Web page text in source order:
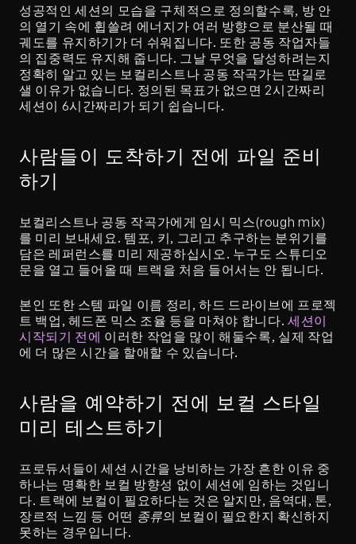
성공적인 세션의 모습을 구체적으로 정의할수록, 방 안
의 열기 속에 휩쓸려 에너지가 여러 방향으로 분산될 때
궤도를 유지하기가 더 쉬워집니다. 또한 공동 작업자들
의 집중력도 유지해 줍니다. 그날 무엇을 달성하려는지
정확히 알고 있는 보컬리스트나 공동 작곡가는 딴길로
샐 이유가 없습니다. 정의된 목표가 없으면 2시간짜리
세션이 6시간짜리가 되기 쉽습니다.
사람들이 도착하기 전에 파일 준비
하기
보컬리스트나 공동 작곡가에게 임시 믹스(rough mix)
를 미리 보내세요. 템포, 키, 그리고 추구하는 분위기를
담은 레퍼런스를 미리 제공하십시오. 누구도 스튜디오
문을 열고 들어올 때 트랙을 처음 들어서는 안 됩니다.
본인 또한 스템 파일 이름 정리, 하드 드라이브에 프로젝
트 백업, 헤드폰 믹스 조율 등을 마쳐야 합니다. 세션이
시작되기 전에 이러한 작업을 많이 해둘수록, 실제 작업
에 더 많은 시간을 할애할 수 있습니다.
사람을 예약하기 전에 보컬 스타일
미리 테스트하기
프로듀서들이 세션 시간을 낭비하는 가장 흔한 이유 중
하나는 명확한 보컬 방향성 없이 세션에 임하는 것입니
다. 트랙에 보컬이 필요하다는 것은 알지만, 음역대, 톤,
장르적 느낌 등 어떤 종류의 보컬이 필요한지 확신하지
못하는 경우입니다.